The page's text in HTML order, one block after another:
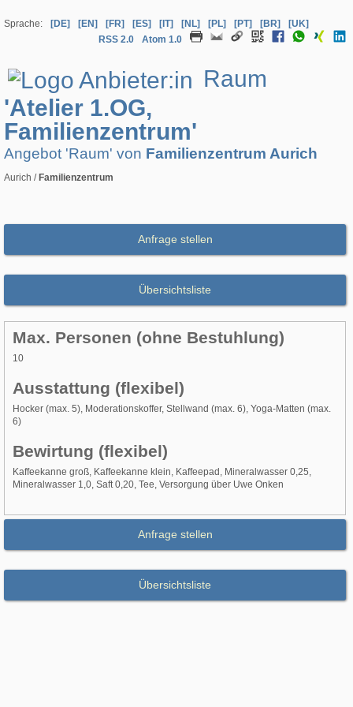
Sprache: [DE] [EN] [FR] [ES] [IT] [NL] [PL] [PT] [BR]
[UK]
RSS 2.0
Atom 1.0
Raum
'Atelier 1.OG,
Familienzentrum'
Angebot 'Raum' von Familienzentrum Aurich
Aurich / Familienzentrum
Anfrage stellen
Übersichtsliste
Max. Personen (ohne Bestuhlung)
10
Ausstattung (flexibel)
Hocker (max. 5), Moderationskoffer, Stellwand (max. 6), Yoga-Matten (max.
6)
Bewirtung (flexibel)
Kaffeekanne groß, Kaffeekanne klein, Kaffeepad, Mineralwasser 0,25,
Mineralwasser 1,0, Saft 0,20, Tee, Versorgung über Uwe Onken
Anfrage stellen
Übersichtsliste